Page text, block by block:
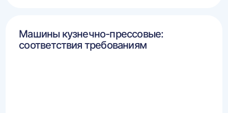
Машины кузнечно-прессовые:
соответствия требованиям